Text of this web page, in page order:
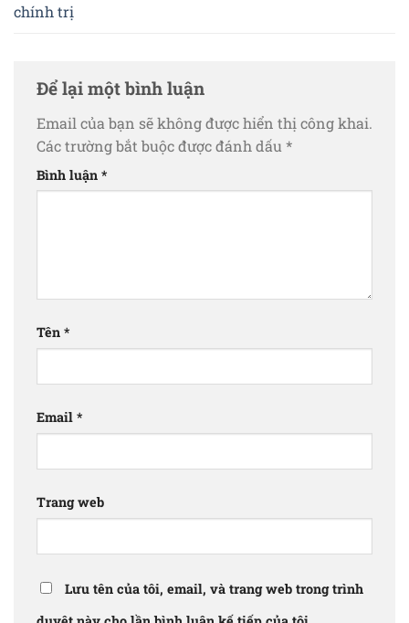
chính trị
Để lại một bình luận
Email của bạn sẽ không được hiển thị công khai.
Các trường bắt buộc được đánh dấu *
Bình luận *
Tên *
Email *
Trang web
Lưu tên của tôi, email, và trang web trong trình